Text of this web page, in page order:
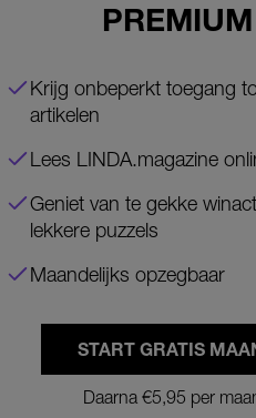
PREMIUM
Krijg onbeperkt toegang
artikelen
Lees LINDA.magazine
Geniet van te gekke
lekkere puzzels
Maandelijks opzegbaar
START GRATIS
Daarna €5,95 per